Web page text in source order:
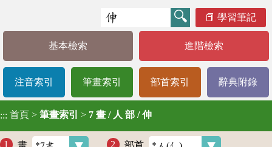
學習筆記
基本檢索 進階檢索
注音索引 筆畫索引 部首索引 辭典附錄
::: 首頁 > 筆畫索引 > 7 畫 / 人 部 / 伸
畫 部首